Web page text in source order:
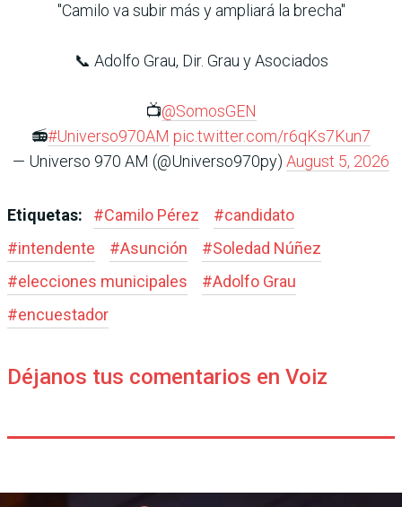
"Camilo va subir más y ampliará la brecha"
📞 Adolfo Grau, Dir. Grau y Asociados
📺@SomosGEN
📻#Universo970AM pic.twitter.com/r6qKs7Kun7
— Universo 970 AM (@Universo970py) August 5, 2026
Etiquetas: #Camilo Pérez #candidato
#intendente #Asunción #Soledad Núñez
#elecciones municipales #Adolfo Grau
#encuestador
Déjanos tus comentarios en Voiz